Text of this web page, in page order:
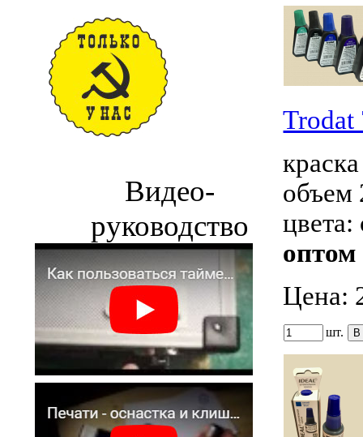
Видео-
руководство
Trodat
объем
оптом
Цена:
шт.